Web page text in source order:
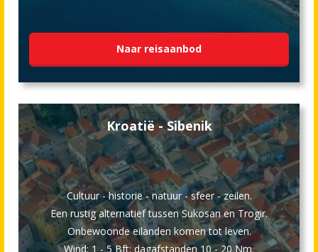
Naar reisaanbod
Kroatië - Sibenik
Cultuur - historie - natuur - sfeer - zeilen.
Een rustig alternatief tussen Sukosan en Trogir.
Onbewoonde eilanden komen tot leven.
Wind: 1 - 5 Bft; dagafstanden 10 - 20 Nm.